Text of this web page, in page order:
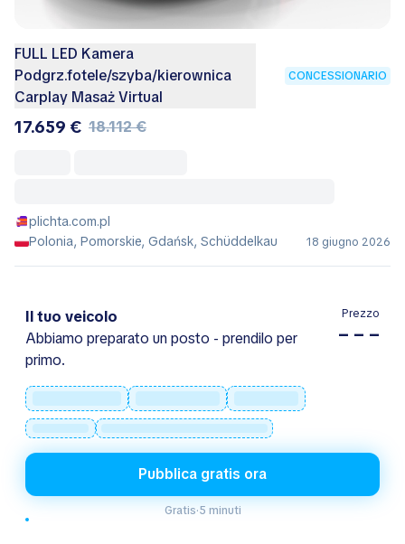
FULL LED Kamera
Podgrz.fotele/szyba/kierownica
Carplay Masaż Virtual
CONCESSIONARIO
17.659 € 18.112 €
plichta.com.pl
Polonia, Pomorskie, Gdańsk, Schüddelkau
18 giugno 2026
Il tuo veicolo
Abbiamo preparato un posto - prendilo per
primo.
Prezzo
– – –
Pubblica gratis ora
Gratis·5 minuti